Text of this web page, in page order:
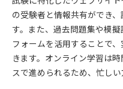
の受験者と情報共有ができ
す。また、過去問題集や模
フォームを活用することで
きます。オンライン学習は
スで進められるため、忙しい